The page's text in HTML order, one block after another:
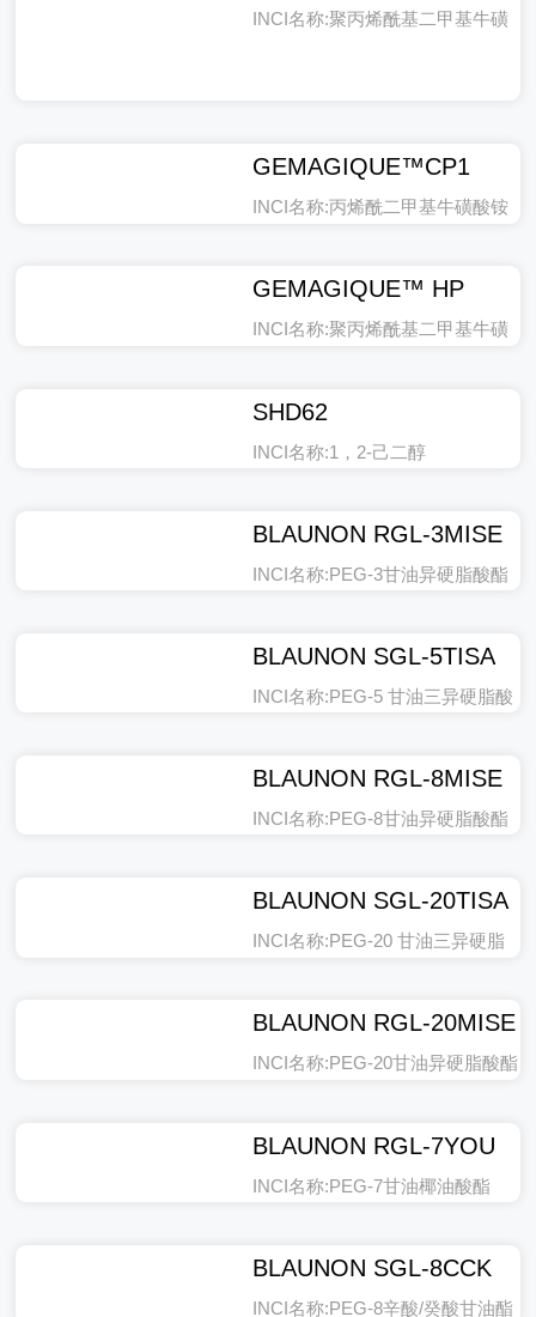
INCI名称:聚丙烯酰基二甲基牛磺
GEMAGIQUE™CP1
INCI名称:丙烯酰二甲基牛磺酸铵
GEMAGIQUE™ HP
INCI名称:聚丙烯酰基二甲基牛磺
SHD62
INCI名称:1，2-己二醇
BLAUNON RGL-3MISE
INCI名称:PEG-3甘油异硬脂酸酯
BLAUNON SGL-5TISA
INCI名称:PEG-5 甘油三异硬脂酸
BLAUNON RGL-8MISE
INCI名称:PEG-8甘油异硬脂酸酯
BLAUNON SGL-20TISA
INCI名称:PEG-20 甘油三异硬脂
BLAUNON RGL-20MISE
INCI名称:PEG-20甘油异硬脂酸酯
BLAUNON RGL-7YOU
INCI名称:PEG-7甘油椰油酸酯
BLAUNON SGL-8CCK
INCI名称:PEG-8辛酸/癸酸甘油酯